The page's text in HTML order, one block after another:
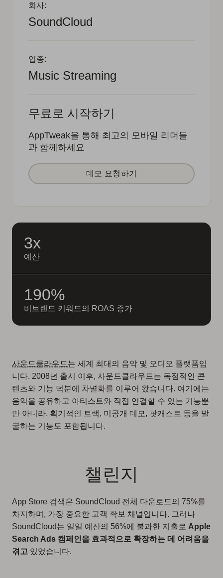
회사:
SoundCloud
업종:
Music Streaming
무료로 시작하기
AppTweak을 통해 최고의 모바일 리더들
과 함께하세요
데모 요청하기
3x
예산
190%
비브랜드 키워드의 ROAS 증가
사운드클라우드는 세계 최대의 음악 및 오디오 플랫폼입
니다. 2008년 출시 이후, 사운드클라우드는 독점적인 콘
텐츠와 기능 덕분에 차별화를 이루어 왔습니다. 여기에는
음악을 공유하고 아티스트와 직접 연결할 수 있는 기능뿐
만 아니라, 획기적인 트랙, 미공개 데모, 팟캐스트 등을 발
굴하는 기능도 포함됩니다.
챌린지
App Store 검색은 SoundCloud 전체 다운로드의 75%를
차지하며, 가장 중요한 고객 확보 채널입니다. 그러나
SoundCloud는 일일 예산의 56%에 불과한 지출로 Apple
Search Ads 캠페인을 효과적으로 확장하는 데 어려움을
겪고 있었습니다.